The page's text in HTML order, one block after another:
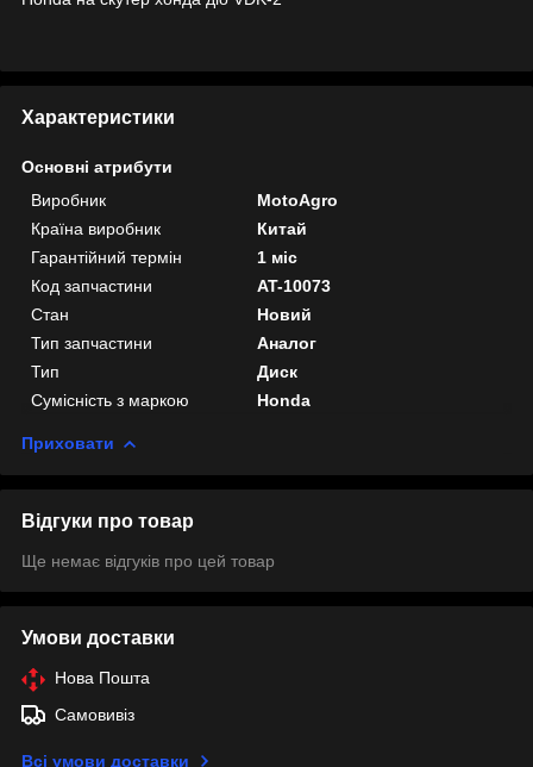
Характеристики
Основні атрибути
Виробник
MotoAgro
Країна виробник
Китай
Гарантійний термін
1 міс
Код запчастини
AT-10073
Стан
Новий
Тип запчастини
Аналог
Тип
Диск
Сумісність з маркою
Honda
Приховати
Відгуки про товар
Ще немає відгуків про цей товар
Умови доставки
Нова Пошта
Самовивіз
Всі умови доставки